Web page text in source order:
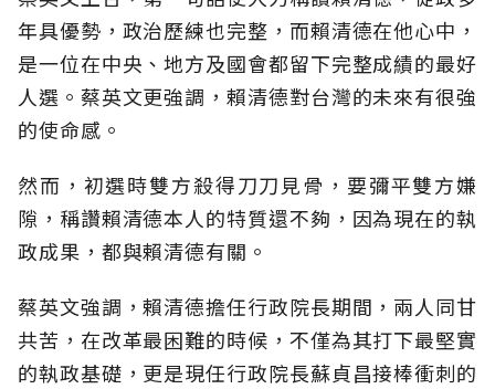
年具優勢，政治歷練也完整，而賴清德在他心中，
是一位在中央、地方及國會都留下完整成績的最好
人選。蔡英文更強調，賴清德對台灣的未來有很強
的使命感。
然而，初選時雙方殺得刀刀見骨，要彌平雙方嫌
隙，稱讚賴清德本人的特質還不夠，因為現在的執
政成果，都與賴清德有關。
蔡英文強調，賴清德擔任行政院長期間，兩人同甘
共苦，在改革最困難的時候，不僅為其打下最堅實
的執政基礎，更是現任行政院長蘇貞昌接棒衝刺的